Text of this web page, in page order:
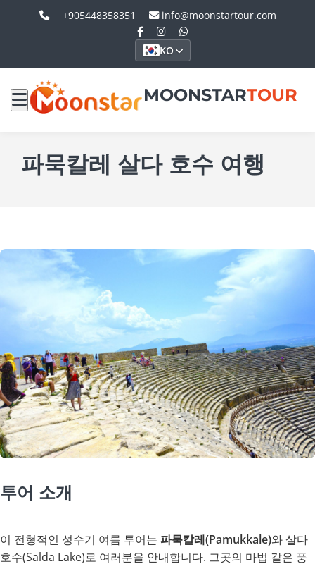
+905448358351 info@moonstartour.com
KO
MOONSTARTOUR
파묵칼레 살다 호수 여행
투어 소개
이 전형적인 성수기 여름 투어는 파묵칼레(Pamukkale)와 살다
호수(Salda Lake)로 여러분을 안내합니다. 그곳의 마법 같은 풍